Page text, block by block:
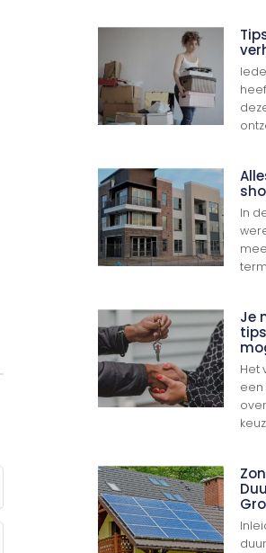
In
Je
Het